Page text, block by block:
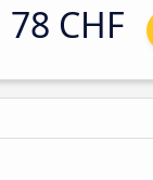
78 CHF